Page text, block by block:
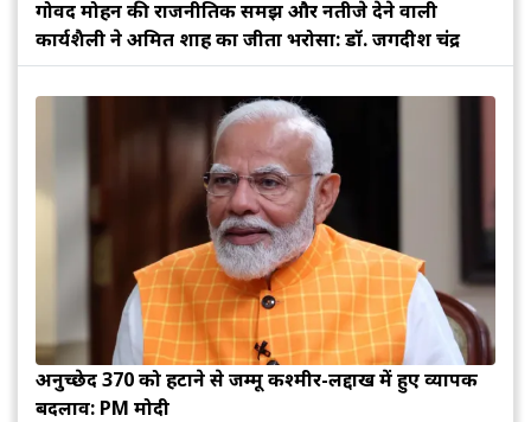
गोविंद मोहन की राजनीतिक समझ और नतीजे देने वाली
कार्यशैली ने अमित शाह का जीता भरोसा: डॉ. जगदीश चंद्र
अनुच्छेद 370 को हटाने से जम्मू कश्मीर-लद्दाख में हुए व्यापक
बदलाव: PM मोदी